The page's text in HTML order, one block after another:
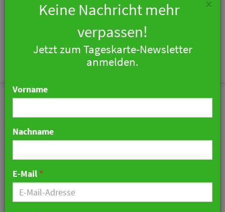
Philip Ibrahim wird
General Manager des
Mercure Hotel MOA Berlin
Keine Nachricht mehr
verpassen!
Jetzt zum Tageskarte-Newsletter
E-Mail*